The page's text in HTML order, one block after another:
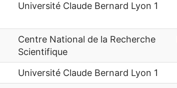
Université Claude Bernard Lyon 1
Centre National de la Recherche
Scientifique
Université Claude Bernard Lyon 1